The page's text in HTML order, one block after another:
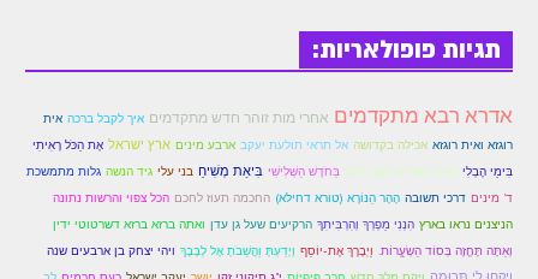
הזוהר הקדוש בא מתקדמים
הזוהר הקדוש בשלח מתקדמים
הזוהר הקדוש יתרו מתקדמים
משפטים מתחילים
תגיות פופולאריות:
אדרא רבא מתקדמים אחרי מות זוהר חדש מתקדמים איך לקבל ברכה אית
רוגזא ואית רוגזא אכילה בקדושה אל תראי תולעת יעקב ארבע מינים ארץ ישראל אֶת הַכֹּל רָאִיתִי
בִּימֵי הֶבְלִי בדרך שאדם רוצה לילך בַּחֹדֶשׁ הַשְּׁלִישִׁי בִּיאַת מְשִׁיחַ בני עלי גיד הנשה גלות מתמשכת
ד' מינים דרכי תשובה הָהָר הַנּוֹרָא (טורא דחילא) החכמה תעוז לחכם הכל צפוי והרשות נתונה
הניצנים נראו בארץ הִנְנִי מַפְרְךָ וְהִרְבִּיתִךָ הרקיעים שעל גן עדן ואתה ברזא ברזא דשרטוטי ידין
וְאַתָּה תֶּחֱזֶה בְּסוֹד הַשְׂעַַָרוֹת. וַיְבָרֶךְ אֶת-יוֹסֵף וְיָדַעְתָּ וַהֲשֵׁבֹתָ אֶל לְבָבֶךָ ויהי יצחק בן ארבעים שנה